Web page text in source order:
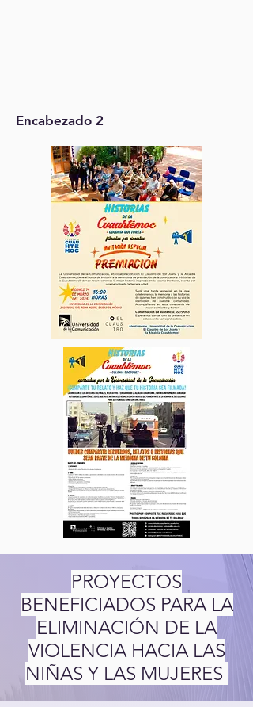
Encabezado 2
PROYECTOS
BENEFICIADOS PARA LA
ELIMINACIÓN DE LA
VIOLENCIA HACIA LAS
NIÑAS Y LAS MUJERES